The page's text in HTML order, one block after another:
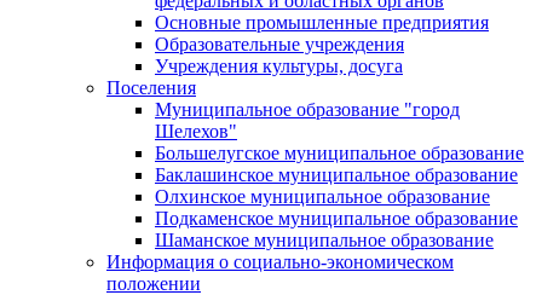
Основные промышленные предприятия
Образовательные учреждения
Учреждения культуры, досуга
Поселения
Муниципальное образование "город
Шелехов"
Большелугское муниципальное образование
Баклашинское муниципальное образование
Олхинское муниципальное образование
Подкаменское муниципальное образование
Шаманское муниципальное образование
Информация о социально-экономическом
положении